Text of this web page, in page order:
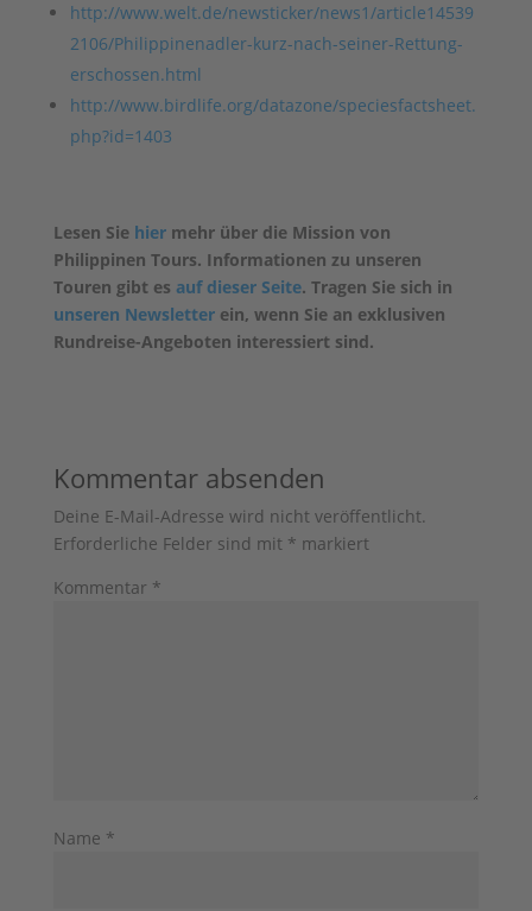
http://www.welt.de/newsticker/news1/article14539
2106/Philippinenadler-kurz-nach-seiner-Rettung-
erschossen.html
http://www.birdlife.org/datazone/speciesfactsheet.
php?id=1403
Lesen Sie hiermehr über die Mission von
Philippinen Tours. Informationen zu unseren
Touren gibt es auf dieser Seite. Tragen Sie sich in
unseren Newsletterein, wenn Sie an exklusiven
Rundreise-Angeboten interessiert sind.
Kommentar absenden
Deine E-Mail-Adresse wird nicht veröffentlicht.
Erforderliche Felder sind mit * markiert
Kommentar *
Name *